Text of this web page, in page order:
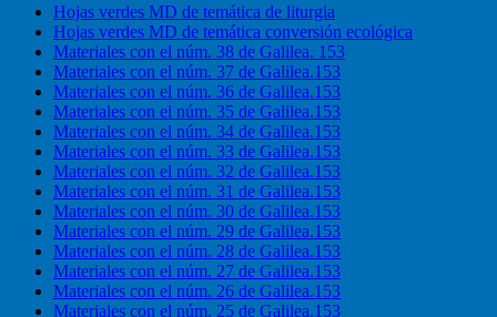
Hojas verdes MD de temática de liturgia
Hojas verdes MD de temática conversión ecológica
Materiales con el núm. 38 de Galilea. 153
Materiales con el núm. 37 de Galilea.153
Materiales con el núm. 36 de Galilea.153
Materiales con el núm. 35 de Galilea.153
Materiales con el núm. 34 de Galilea.153
Materiales con el núm. 33 de Galilea.153
Materiales con el núm. 32 de Galilea.153
Materiales con el núm. 31 de Galilea.153
Materiales con el núm. 30 de Galilea.153
Materiales con el núm. 29 de Galilea.153
Materiales con el núm. 28 de Galilea.153
Materiales con el núm. 27 de Galilea.153
Materiales con el núm. 26 de Galilea.153
Materiales con el núm. 25 de Galilea.153